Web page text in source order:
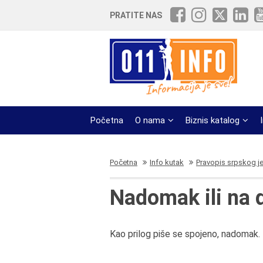
PRATITE NAS
Početna O nama Biznis katalog
Početna Info kutak Pravopis srpskog
Nadomak ili na
Kao prilog piše se spojeno, nadomak.